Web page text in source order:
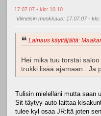
17.07.07 - klo: 10.10
Viimeisin muokkaus: 17.07.07 -
Lainaus käyttäjältä:
Hei mika tuu torstai
trukki lisää ajamaan.. Ja
Tulisin mielelläni mutta saan
Sit täytyy auto laittaa
tulee kyl osaa JR:ltä joten